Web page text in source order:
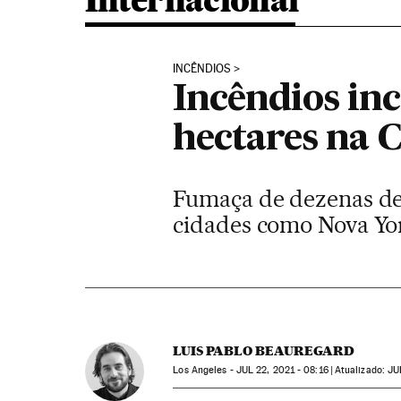
INCÊNDIOS
Incêndios
hectares na
Fumaça de dezenas
cidades como Nova
LUIS PABLO BEAUREGARD
Los Angeles - JUL 22, 2021 - 08:16 atualizado: